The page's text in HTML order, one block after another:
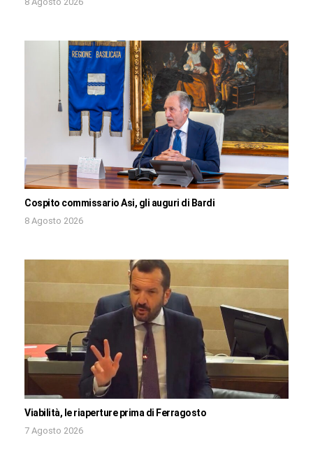
Cospito commissario Asi, gli auguri di Bardi
8 Agosto 2026
Viabilità, le riaperture prima di Ferragosto
7 Agosto 2026